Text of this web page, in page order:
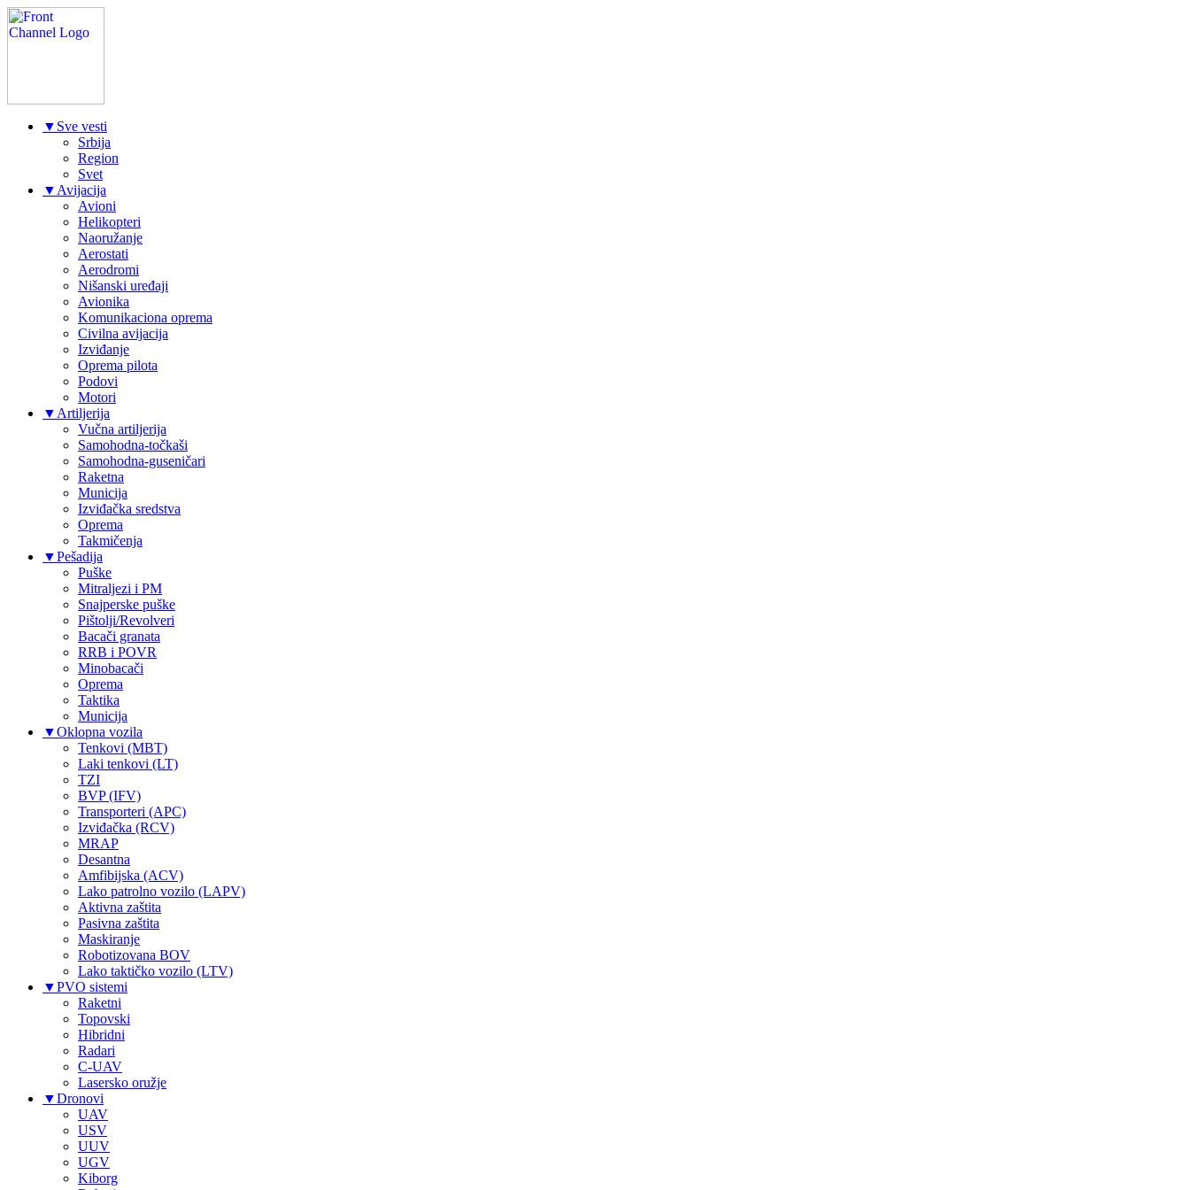
▼ Sve vesti
Srbija
Region
Svet
▼ Avijacija
Avioni
Helikopteri
Naoružanje
Aerostati
Aerodromi
Nišanski uređaji
Avionika
Komunikaciona oprema
Civilna avijacija
Izviđanje
Oprema pilota
Podovi
Motori
▼ Artiljerija
Vučna artiljerija
Samohodna-točkaši
Samohodna-guseničari
Raketna
Municija
Izviđačka sredstva
Oprema
Takmičenja
▼Pešadija
Puške
Mitraljezi i PM
Snajperske puške
Pištolji/Revolveri
Bacači granata
RRB i POVR
Minobacači
Oprema
Taktika
Municija
▼Oklopna vozila
Tenkovi (MBT)
Laki tenkovi (LT)
TZI
BVP (IFV)
Transporteri (APC)
Izviđačka (RCV)
MRAP
Desantna
Amfibijska (ACV)
Lako patrolno vozilo (LAPV)
Aktivna zaštita
Pasivna zaštita
Maskiranje
Robotizovana BOV
Lako taktičko vozilo (LTV)
▼PVO sistemi
Raketni
Topovski
Hibridni
Radari
C-UAV
Lasersko oružje
▼Dronovi
UAV
USV
UUV
UGV
Kiborg